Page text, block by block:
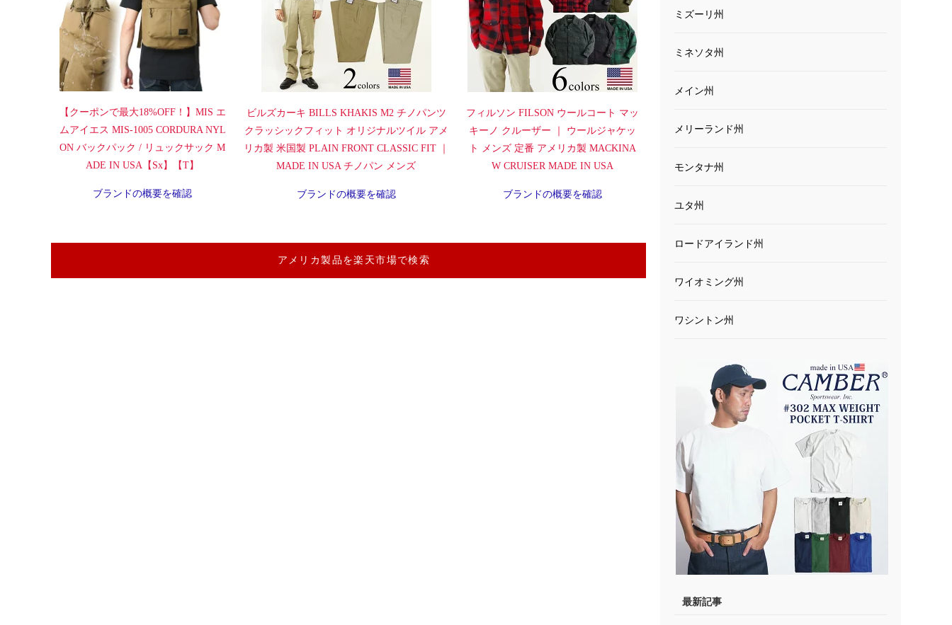
【クーポンで最大18%OFF！】MIS エ
ムアイエス MIS-1005 CORDURA NYL
ON バックパック / リュックサック M
ADE IN USA【Sx】【T】
ブランドの概要を確認
ビルズカーキ BILLS KHAKIS M2 チノパンツ
クラッシックフィット オリジナルツイル アメ
リカ製 米国製 PLAIN FRONT CLASSIC FIT ｜
MADE IN USA チノパン メンズ
ブランドの概要を確認
フィルソン FILSON ウールコート マッ
キーノ クルーザー ｜ ウールジャケッ
ト メンズ 定番 アメリカ製 MACKINA
W CRUISER MADE IN USA
ブランドの概要を確認
アメリカ製品を楽天市場で検索
ミズーリ州
ミネソタ州
メイン州
メリーランド州
モンタナ州
ユタ州
ロードアイランド州
ワイオミング州
ワシントン州
最新記事